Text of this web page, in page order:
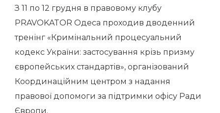
З 11 по 12 грудня в правовому клубу
PRAVOKATOR Одеса проходив дводенний
тренінг «Кримінальний процесуальний
кодекс України: застосування крізь призму
європейських стандартів», організований
Координаційним центром з надання
правової допомоги за підтримки офісу Ради
Європи.